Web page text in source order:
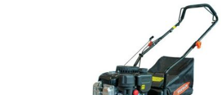
Добави
в
Любими